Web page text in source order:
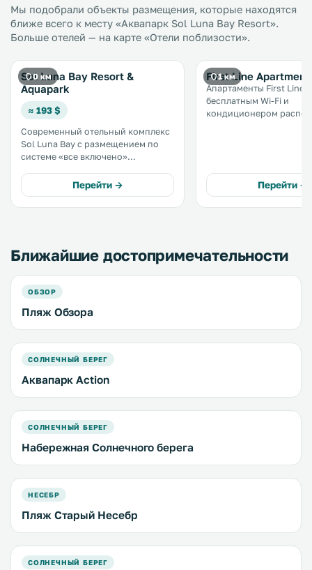
Мы подобрали объекты размещения, которые находятся
ближе всего к месту «Аквапарк Sol Luna Bay Resort».
Больше отелей — на карте «Отели поблизости».
0 км
Sol Luna Bay Resort &
Aquapark
≈ 193 $
Современный отельный комплекс
Sol Luna Bay с размещением по
системе «все включено»
аквапарк, обустроены крытый и
открытый бассейны и
Перейти →
1 км
First Line
Апартаменты First Line
бесплатным Wi-Fi и
кондиционером
бесплатная частная
Перейти →
Ближайшие достопримечательности
ОБЗОР
Пляж Обзора
СОЛНЕЧНЫЙ БЕРЕГ
Аквапарк Action
СОЛНЕЧНЫЙ БЕРЕГ
Набережная Солнечного берега
НЕСЕБР
Пляж Старый Несебр
СОЛНЕЧНЫЙ БЕРЕГ